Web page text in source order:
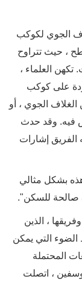
الجوي لكوكب
فوق السطح ، حيث تتراوح
فهرنهايت. تكهن العلماء ،
على كوكب
الجوي ، أو
فيه. وقد حدث
الفريق إشارات
بشكل مثالي
صالحة للسكن".
وفريقها ، الذين
الضوء التي يمكن
المحتملة
، اتصلت